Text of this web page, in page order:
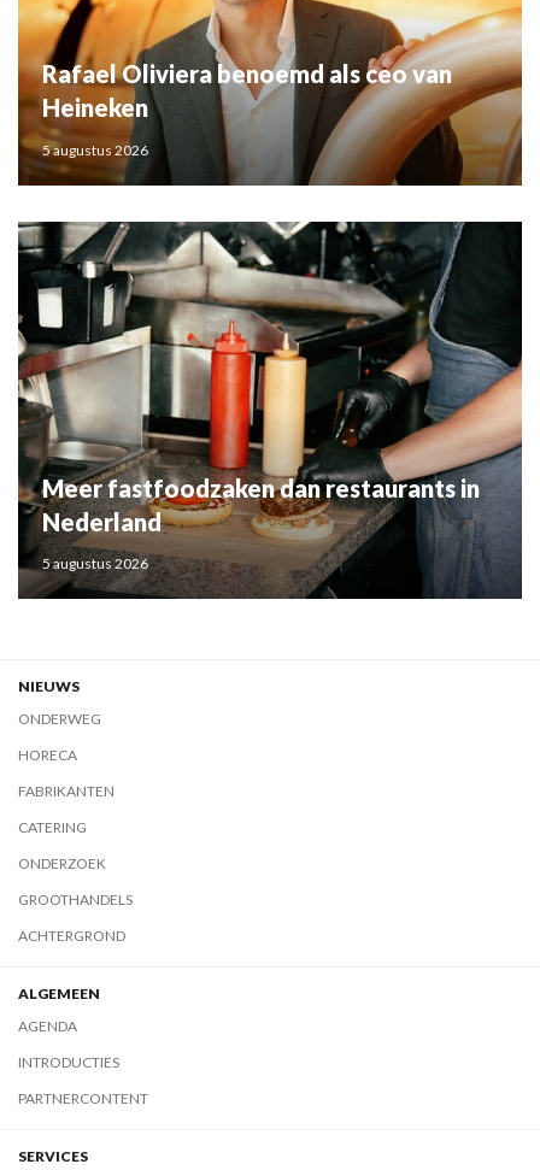
Rafael Oliviera benoemd als ceo van
Heineken
5 augustus 2026
Meer fastfoodzaken dan restaurants in
Nederland
5 augustus 2026
NIEUWS
ONDERWEG
HORECA
FABRIKANTEN
CATERING
ONDERZOEK
GROOTHANDELS
ACHTERGROND
ALGEMEEN
AGENDA
INTRODUCTIES
PARTNERCONTENT
SERVICES